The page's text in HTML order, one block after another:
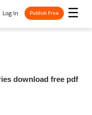
☰
Log In Publish Free
download free pdf